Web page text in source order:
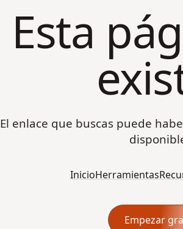
Esta
El enlace que buscas puede
InicioHerramientas
Empezar